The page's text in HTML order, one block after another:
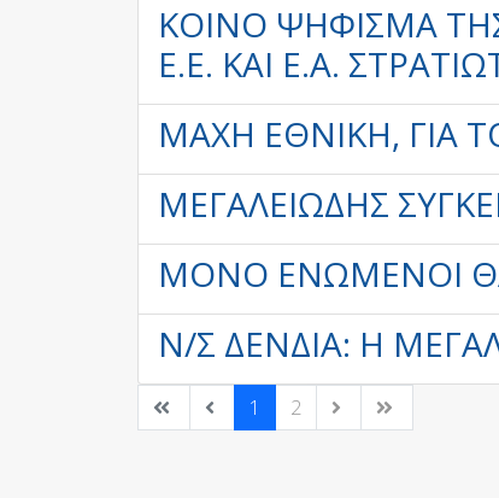
ΚΟΙΝΟ ΨΗΦΙΣΜΑ
Ε.Ε. ΚΑΙ Ε.Α.
ΜΑΧΗ ΕΘΝΙΚΗ, ΓΙΑ
ΜΕΓΑΛΕΙΏΔΗΣ
ΜΌΝΟ ΕΝΩΜΈΝΟΙ
Ν/Σ ΔΈΝΔΙΑ: Η
1 2